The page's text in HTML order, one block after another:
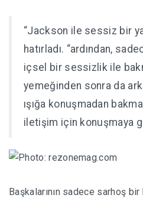
“Jackson ile sessiz bir
hatırladı. “ardından,
içsel bir sessizlik ile
yemeğinden sonra da
ışığa konuşmadan
iletişim için konuşmaya
Başkalarının sadece sarhoş